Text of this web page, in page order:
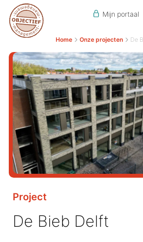
Mijn portaal
Home Onze projecten De
Project
De Bieb Delft